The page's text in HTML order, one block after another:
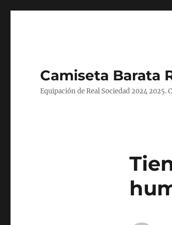
Camiseta Barata
Equipación de Real Sociedad 2024